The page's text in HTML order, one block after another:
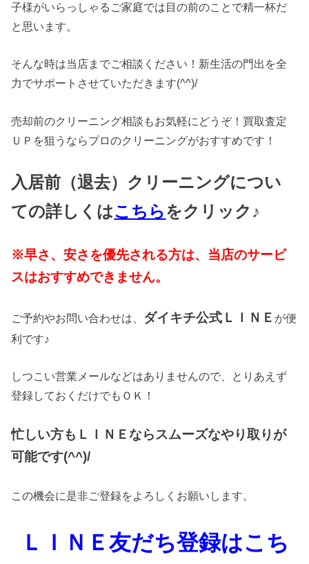
子様がいらっしゃるご家庭では目の前のことで精一杯だ
と思います。
そんな時は当店までご相談ください！新生活の門出を全
力でサポートさせていただきます(^^)/
売却前のクリーニング相談もお気軽にどうぞ！買取査定
ＵＰを狙うならプロのクリーニングがおすすめです！
入居前（退去）クリーニングについ
ての詳しくはこちらをクリック♪
※早さ、安さを優先される方は、当店のサービ
スはおすすめできません。
ご予約やお問い合わせは、 ダイキチ公式ＬＩＮＥ が便
利です♪
しつこい営業メールなどはありませんので、とりあえず
登録しておくだけでもＯＫ！
忙しい方もＬＩＮＥならスムーズなやり取りが
可能です(^^)/
この機会に是非ご登録をよろしくお願いします。
ＬＩＮＥ友だち登録はこち